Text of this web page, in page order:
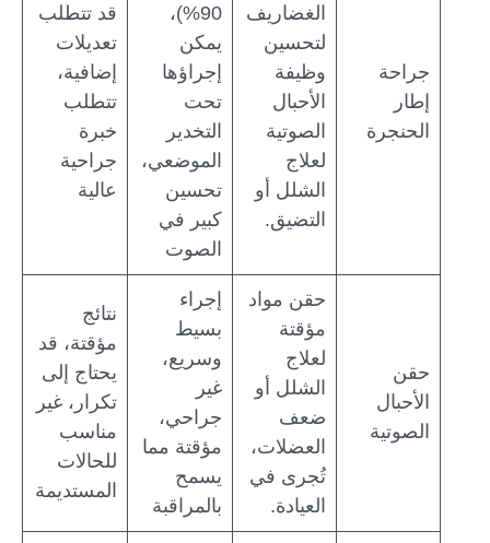
جراحة
إطار
الحنجرة
الغضاريف
لتحسين
وظيفة
الأحبال
الصوتية
لعلاج
الشلل أو
التضيق.
90%)،
يمكن
إجراؤها
تحت
التخدير
الموضعي،
تحسين
كبير في
الصوت
قد تتطلب
تعديلات
إضافية،
تتطلب
خبرة
جراحية
عالية
حقن
الأحبال
الصوتية
حقن مواد
مؤقتة
لعلاج
الشلل أو
ضعف
العضلات،
تُجرى في
العيادة.
إجراء
بسيط
وسريع،
غير
جراحي،
مؤقتة مما
يسمح
بالمراقبة
نتائج
مؤقتة، قد
يحتاج إلى
تكرار، غير
مناسب
للحالات
المستديمة